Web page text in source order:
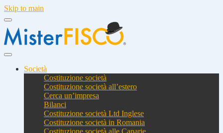
Skip to main
Società
Costituzione società
Costituzione società all’estero
Cerca un’impresa
Bilanci
Costituzione società Ltd Inglese
Costituzione società in Romania
Costituzione società alle Canarie